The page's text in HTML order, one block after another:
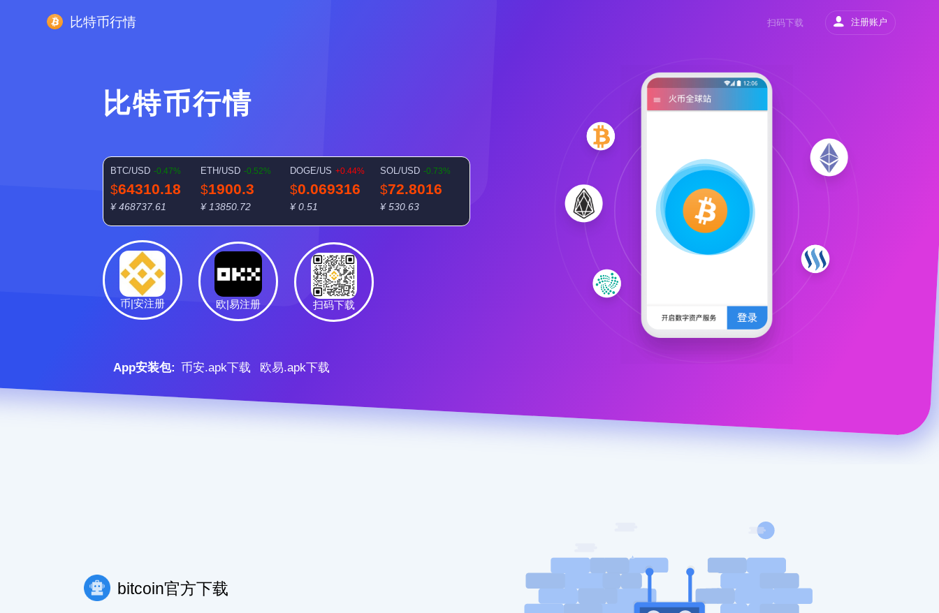
比特币行情 扫码下载 注册账户
比特币行情
BTC/USD -0.47%
$64310.18
¥ 468737.61
ETH/USD -0.52%
$1900.3
¥ 13850.72
DOGE/US +0.44%
$0.069316
¥ 0.51
SOL/USD -0.73%
$72.8016
¥ 530.63
币|安注册 欧|易注册 扫码下载
App安装包: 币安.apk下载 欧易.apk下载
bitcoin官方下载